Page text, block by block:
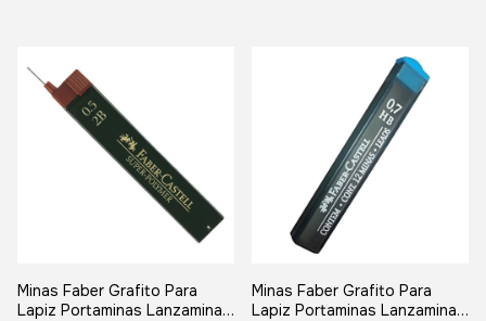
Minas Faber Grafito Para
Lapiz Portaminas Lanzamina
Minas Faber Grafito Para
Lapiz Portaminas Lanzamina